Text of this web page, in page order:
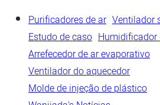
Purificadores de ar Ventilador
Estudo de caso Humidificador
Arrefecedor de ar evaporativo
Ventilador do aquecedor
Molde de injeção de plástico